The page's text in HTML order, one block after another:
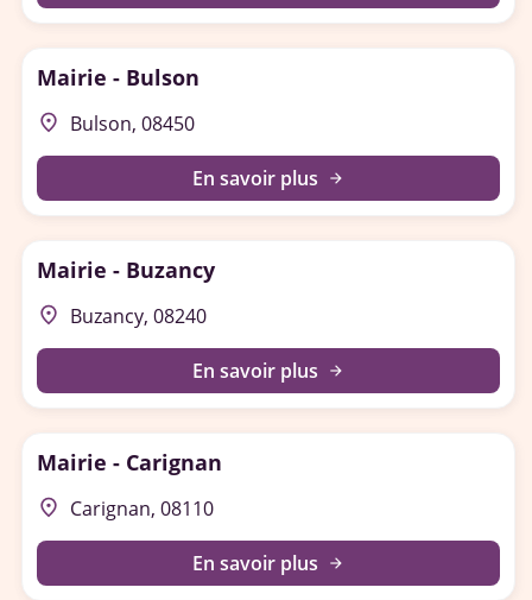
Mairie - Bulson
place Bulson, 08450
En savoir plus arrow_forward
Mairie - Buzancy
place Buzancy, 08240
En savoir plus arrow_forward
Mairie - Carignan
place Carignan, 08110
En savoir plus arrow_forward